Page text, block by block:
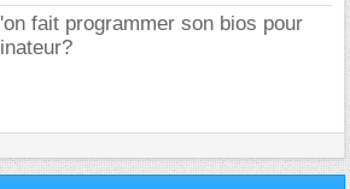
fait programmer son bios pour